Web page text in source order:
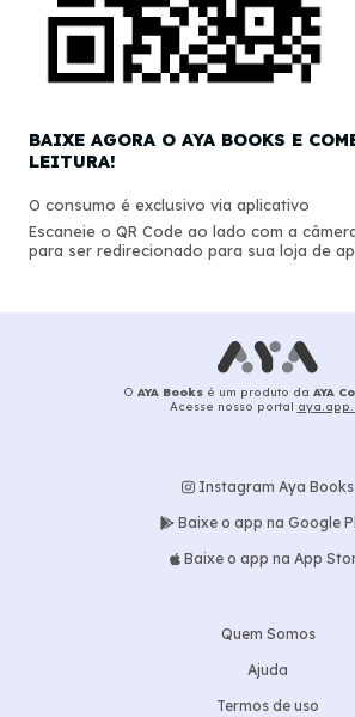
BAIXE AGORA O AYA BOOKS E
LEITURA!
O consumo é exclusivo via aplicativo
Escaneie o QR Code ao lado com a
para ser redirecionado para sua loja de
O AYA Books é um produto da AYA
Acesse nosso portal
Instagram Aya Books
Baixe o app na Google
Baixe o app na App
Quem Somos
Ajuda
Termos de uso